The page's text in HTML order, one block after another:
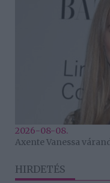
2026-08-08.
Axente Vanessa
HIRDETÉS